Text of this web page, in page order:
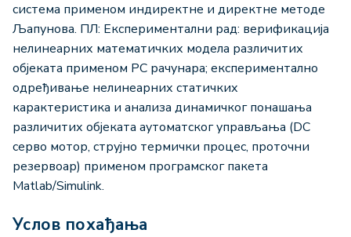
система применом индиректне и директне методе
Љапунова. ПЛ: Експериментални рад: верификација
нелинеарних математичких модела различитих
објеката применом PC рачунара; експерименталнo
одређивање нелинеарних статичких
карактеристика и анализа динамичког понашања
различитих објеката аутоматског управљања (DC
серво мотор, струјно термички процес, проточни
резервоар) применом програмског пакета
Мatlab/Simulink.
Услов похађања